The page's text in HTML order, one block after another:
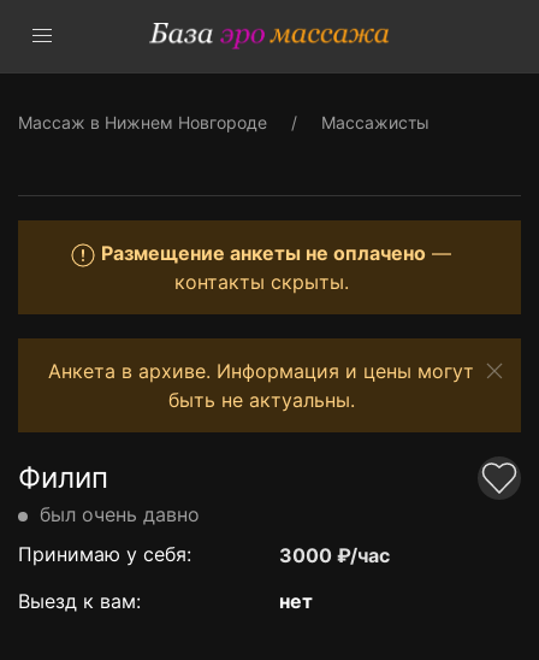
Массаж в Нижнем Новгороде Массажисты
Размещение анкеты не оплачено —
контакты скрыты.
Анкета в архиве. Информация и цены могут
быть не актуальны.
Филип
был очень давно
Принимаю у себя:
3000 ₽/час
Выезд к вам:
нет